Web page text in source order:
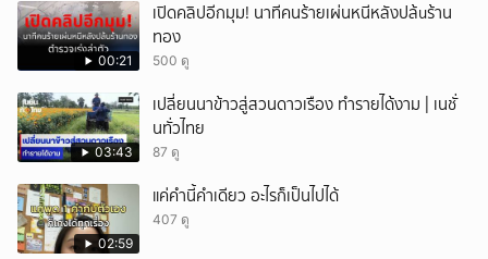
00:21
เปิดคลิปอีกมุม! นาทีคนร้ายเผ่นหนีหลังปล้uร้าน
ทอง
500 ดู
03:43
เปลี่ยนนาข้าวสู่สวนดาวเรือง ทำรายได้งาม | เนชั่
นทั่วไทย
87 ดู
02:59
แค่คำนี้คำเดียว อะไรก็เป็นไปได้
407 ดู